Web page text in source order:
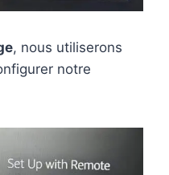
, nous utiliserons
notre